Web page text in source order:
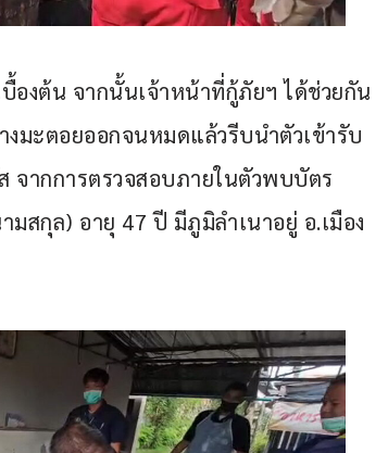
องต้น จากนั้นเจ้าหน้าที่กู้ภัยฯ ได้ช่วยกัน
มะตอยออกจนหมดแล้วรีบนำตัวเข้ารับ
จากการตรวจสอบภายในตัวพบบัตร
สกุล) อายุ 47 ปี มีภูมิลำเนาอยู่ อ.เมือง